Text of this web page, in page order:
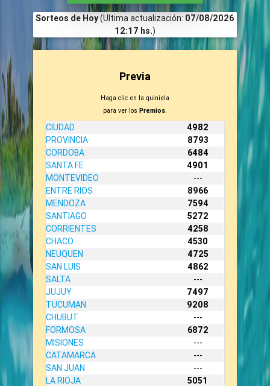
Sorteos de Hoy(Ultima actualización: 07/08/2026
12:17 hs.)
Previa
Haga clic en la quiniela
para ver los Premios.
CIUDAD
4982
PROVINCIA
8793
CORDOBA
6484
SANTA FE
4901
MONTEVIDEO
---
ENTRE RIOS
8966
MENDOZA
7594
SANTIAGO
5272
CORRIENTES
4258
CHACO
4530
NEUQUEN
4725
SAN LUIS
4862
SALTA
---
JUJUY
7497
TUCUMAN
9208
CHUBUT
---
FORMOSA
6872
MISIONES
---
CATAMARCA
---
SAN JUAN
---
LA RIOJA
5051